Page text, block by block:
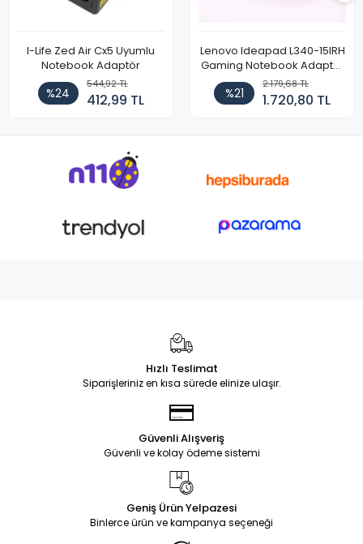
I-Life Zed Air Cx5 Uyumlu
Notebook Adaptör
%24
544,92 TL
412,99 TL
Lenovo Ideapad L340-15IRH
Gaming Notebook Adaptör
Cihazı Şarj Aleti (150W)
%21
2.179,68 TL
1.720,80 TL
Hızlı Teslimat
Siparişleriniz en kısa sürede elinize ulaşır.
Güvenli Alışveriş
Güvenli ve kolay ödeme sistemi
Geniş Ürün Yelpazesi
Binlerce ürün ve kampanya seçeneği